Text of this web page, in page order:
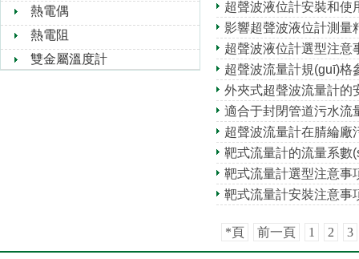
熱電偶
熱電阻
雙金屬溫度計
超聲波液位計安裝和使
影響超聲波液位計測量
超聲波液位計選型注意
超聲波流量計規(guī)格
外夾式超聲波流量計的
適合于封閉管道污水流
超聲波流量計在腈綸廠
靶式流量計的流量系數
靶式流量計選型注意事
靶式流量計安裝注意事
*頁 前一頁 1 2 3